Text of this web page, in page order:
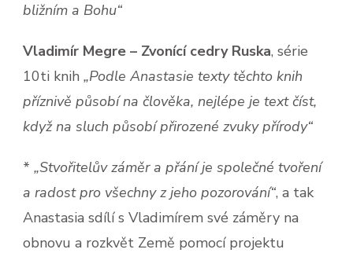
bližním a Bohu“
Vladimír Megre – Zvonící cedry Ruska, série
10ti knih „Podle Anastasie texty těchto knih
příznivě působí na člověka, nejlépe je text číst,
když na sluch působí přirozené zvuky přírody“
* „Stvořitelův záměr a přání je společné tvoření
a radost pro všechny z jeho pozorování“, a tak
Anastasia sdílí s Vladimírem své záměry na
obnovu a rozkvět Země pomocí projektu